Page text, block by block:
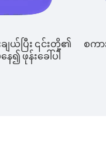
ယ်ပြီး ၎င်းတို့၏
ဖုန်းခေါ်ပါ
စကာ